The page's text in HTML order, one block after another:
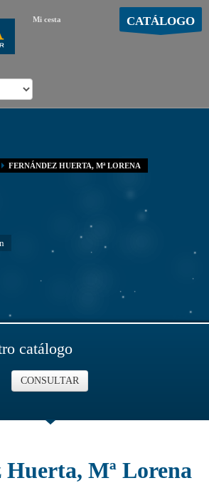
Mi cesta CATÁLOGO
FERNÁNDEZ HUERTA, Mª LORENA
catálogo
CONSULTAR
Huerta, Mª Lorena